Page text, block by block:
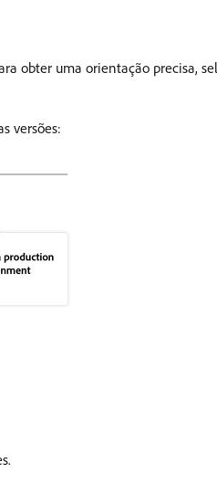
obter uma orientação precisa,
versões: